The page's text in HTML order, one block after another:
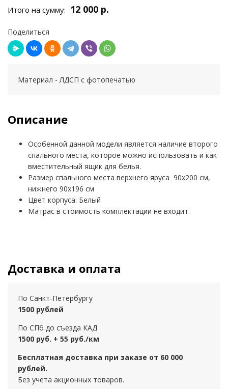
Итого на сумму: 12 000 р.
Поделиться
Материал - ЛДСП с фотопечатью
Описание
Особенной данной модели является наличие второго
спального места, которое можно использовать и как
вместительный ящик для белья.
Размер спального места верхнего яруса 90х200 см,
нижнего 90х196 см
Цвет корпуса: Белый
Матрас в стоимость комплектации не входит.
Доставка и оплата
По Санкт-Петербургу
1500 рублей
По СПб до съезда КАД
1500 руб. + 55 руб./км
Бесплатная доставка при заказе от 60 000
рублей.
Без учета акционных товаров.